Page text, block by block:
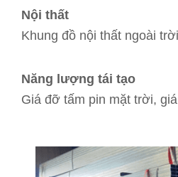
Nội thất
Khung đồ nội thất ngoài
Năng lượng tái tạo
Giá đỡ tấm pin mặt trời,